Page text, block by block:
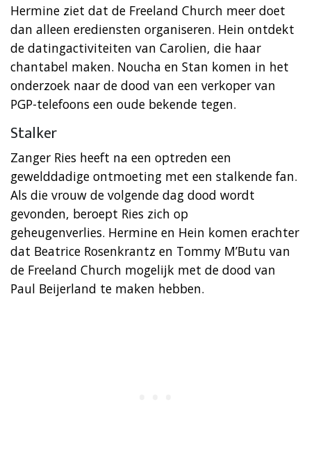
Hermine ziet dat de Freeland Church meer doet
dan alleen erediensten organiseren. Hein ontdekt
de datingactiviteiten van Carolien, die haar
chantabel maken. Noucha en Stan komen in het
onderzoek naar de dood van een verkoper van
PGP-telefoons een oude bekende tegen.
Stalker
Zanger Ries heeft na een optreden een
gewelddadige ontmoeting met een stalkende fan.
Als die vrouw de volgende dag dood wordt
gevonden, beroept Ries zich op
geheugenverlies. Hermine en Hein komen erachter
dat Beatrice Rosenkrantz en Tommy M’Butu van
de Freeland Church mogelijk met de dood van
Paul Beijerland te maken hebben.